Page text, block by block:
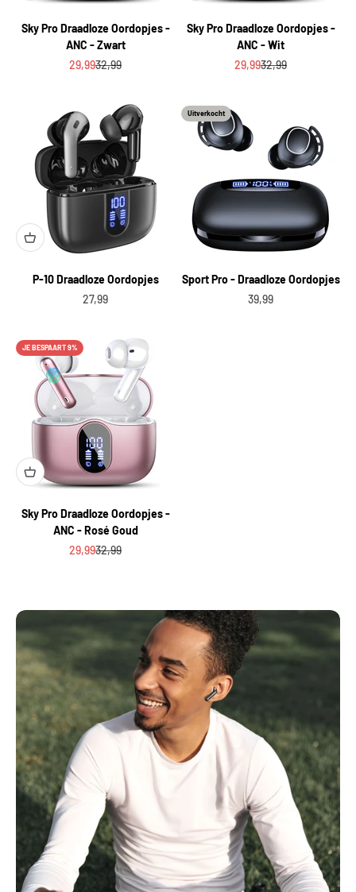
Sky Pro Draadloze Oordopjes -
ANC - Zwart
Aanbiedingsprijs
29,99Normale prijs
32,99
Sky Pro Draadloze Oordopjes -
ANC - Wit
Aanbiedingsprijs
29,99Normale prijs
32,99
P-10 Draadloze Oordopjes
Aanbiedingsprijs
27,99
Uitverkocht
Sport Pro - Draadloze Oordopjes
Aanbiedingsprijs
39,99
JE BESPAART 9%
Sky Pro Draadloze Oordopjes -
ANC - Rosé Goud
Aanbiedingsprijs
29,99Normale prijs
32,99